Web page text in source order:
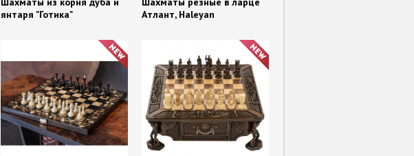
янтаря "Готика"
Атлант, Haleyan